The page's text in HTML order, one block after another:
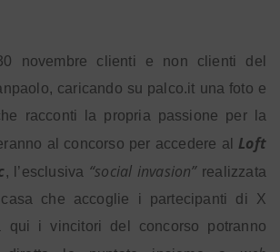
novembre clienti e non clienti del
caricando su palco.it una foto e
racconti la propria passione per la
al concorso per accedere al Loft
, l’esclusiva “social invasion”realizzata
casa che accoglie i partecipanti di X
qui i vincitori del concorso potranno